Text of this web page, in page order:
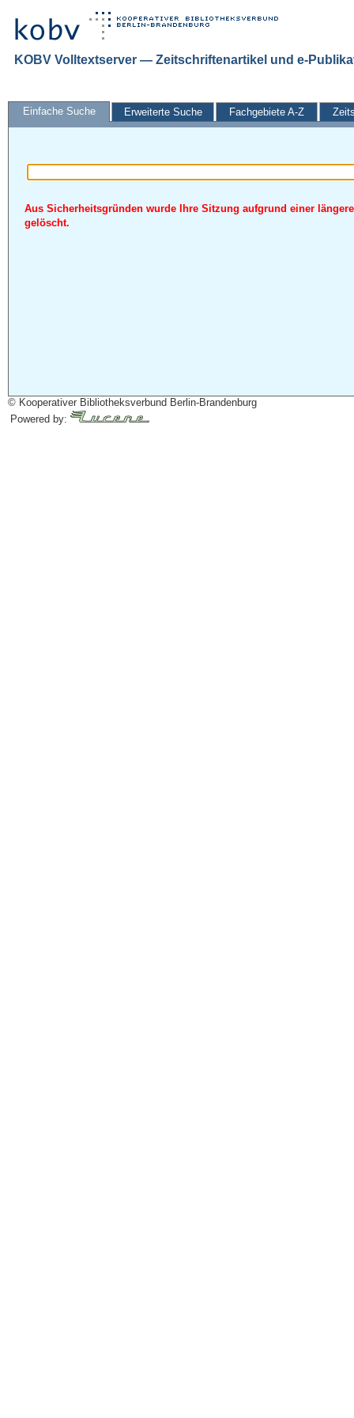
KOBV Volltextserver — Zeitschriftenartikel und e-
Einfache Suche Erweiterte Suche Fachgebiete A-Z
Aus Sicherheitsgründen wurde Ihre Sitzung aufgrund einer
gelöscht.
© Kooperativer Bibliotheksverbund Berlin-Brandenburg
Powered by: